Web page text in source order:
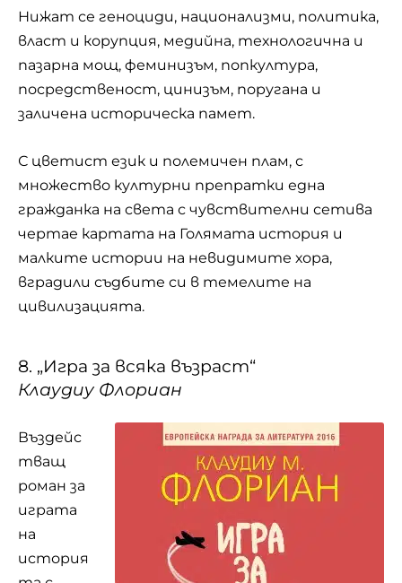
Нижат се геноциди, национализми, политика,
власт и корупция, медийна, технологична и
пазарна мощ, феминизъм, попкултура,
посредственост, цинизъм, поругана и
заличена историческа памет.
С цветист език и полемичен плам, с
множество културни препратки една
гражданка на света с чувствителни сетива
чертае картата на Голямата история и
малките истории на невидимите хора,
вградили съдбите си в темелите на
цивилизацията.
8. „Игра за всяка възраст“
Клаудиу Флориан
Въздейс
тващ
роман за
играта
на
история